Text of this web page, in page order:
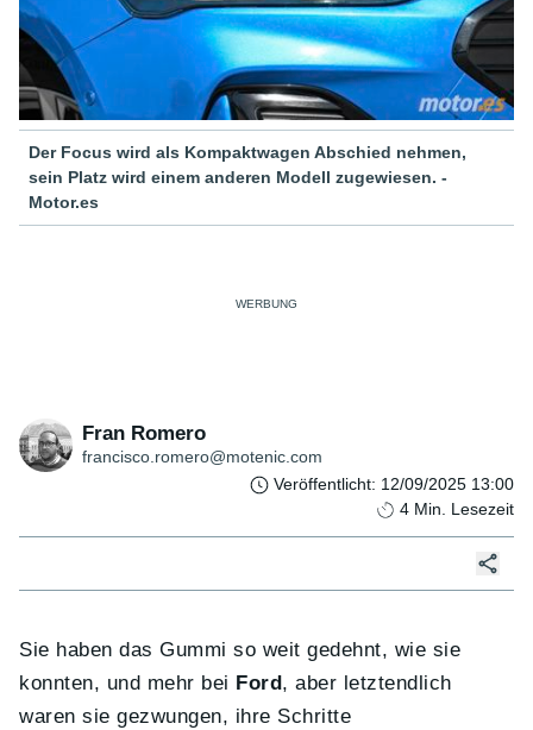
Der Focus wird als Kompaktwagen Abschied nehmen,
sein Platz wird einem anderen Modell zugewiesen. -
Motor.es
Fran Romero
francisco.romero@motenic.com
Veröffentlicht: 12/09/2025 13:00
4 Min. Lesezeit
Sie haben das Gummi so weit gedehnt, wie sie
konnten, und mehr bei Ford , aber letztendlich
waren sie gezwungen, ihre Schritte